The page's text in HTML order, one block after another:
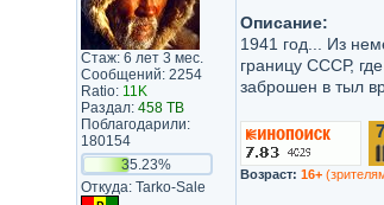
Стаж: 6 лет 3 мес.
Сообщений: 2254
Ratio: 11K
Раздал: 458 TB
Поблагодарили:
180154
35.23%
Откуда: Tarko-Sale
Описание:
1941 год... Из
границу СССР,
заброшен в тыл
Возраст: 16+